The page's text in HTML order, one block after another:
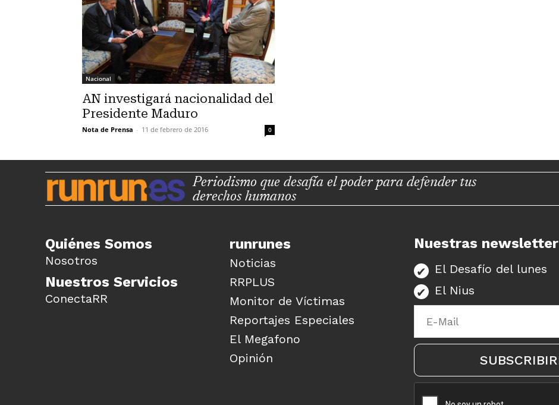
Nacional
AN investigará nacionalidad del
Presidente Maduro
Nota de Prensa - 11 de febrero de 2016 0
Periodismo que desafía el poder para defender tus
derechos humanos
Quiénes Somos
Nosotros
Nuestros Servicios
ConectaRR
runrunes
Noticias
RRPLUS
Monitor de Víctimas
Reportajes Especiales
El Megafono
Opinión
Nuestras newsletter
El Desafío del lunes
El Nius